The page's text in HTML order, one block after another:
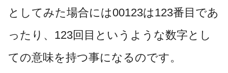
としてみた場合には00123は123番目であ
ったり、123回目というような数字とし
ての意味を持つ事になるのです。